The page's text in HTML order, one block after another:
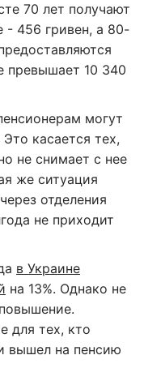
70 лет получают
- 456 гривен, а 80-
превышает 10 340
могут
Это касается тех,
не снимает с нее
же ситуация
отделения
не приходит
в Украине
на 13%. Однако не
для тех, кто
вышел на пенсию